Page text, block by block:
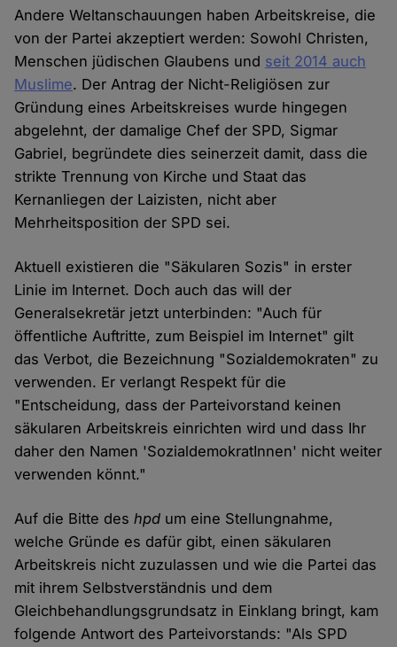
Andere Weltanschauungen haben Arbeitskreise, die
von der Partei akzeptiert werden: Sowohl Christen,
Menschen jüdischen Glaubens und seit 2014 auch
Muslime. Der Antrag der Nicht-Religiösen zur
Gründung eines Arbeitskreises wurde hingegen
abgelehnt, der damalige Chef der SPD, Sigmar
Gabriel, begründete dies seinerzeit damit, dass die
strikte Trennung von Kirche und Staat das
Kernanliegen der Laizisten, nicht aber
Mehrheitsposition der SPD sei.
Aktuell existieren die "Säkularen Sozis" in erster
Linie im Internet. Doch auch das will der
Generalsekretär jetzt unterbinden: "Auch für
öffentliche Auftritte, zum Beispiel im Internet" gilt
das Verbot, die Bezeichnung "Sozialdemokraten" zu
verwenden. Er verlangt Respekt für die
"Entscheidung, dass der Parteivorstand keinen
säkularen Arbeitskreis einrichten wird und dass Ihr
daher den Namen 'SozialdemokratInnen' nicht weiter
verwenden könnt."
Auf die Bitte deshpd um eine Stellungnahme,
welche Gründe es dafür gibt, einen säkularen
Arbeitskreis nicht zuzulassen und wie die Partei das
mit ihrem Selbstverständnis und dem
Gleichbehandlungsgrundsatz in Einklang bringt, kam
folgende Antwort des Parteivorstands: "Als SPD